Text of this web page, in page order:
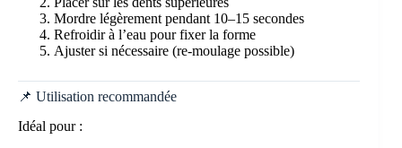
Mordre légèrement pendant 10–15 secondes
Refroidir à l’eau pour fixer la forme
Ajuster si nécessaire (re-moulage possible)
📌 Utilisation recommandée
Idéal pour :